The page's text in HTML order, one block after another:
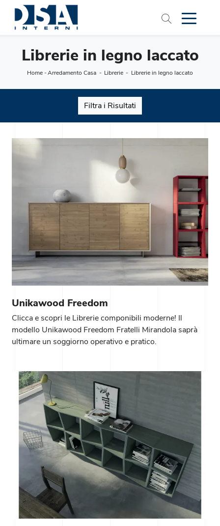
Librerie in legno laccato
Home-Arredamento Casa - Librerie - Librerie in legno laccato
Filtra i Risultati
Unikawood Freedom
Clicca e scopri le Librerie componibili moderne! Il
modello Unikawood Freedom Fratelli Mirandola saprà
ultimare un soggiorno operativo e pratico.